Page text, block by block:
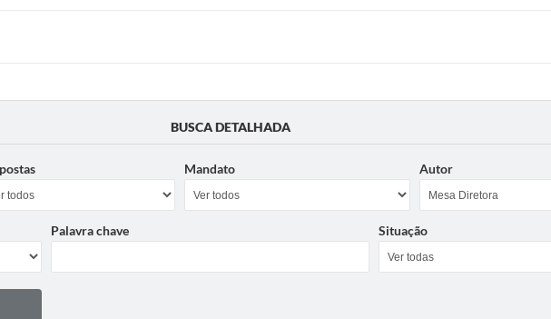
BUSCA DETALHADA
Mandato Autor
Palavra chave Situação